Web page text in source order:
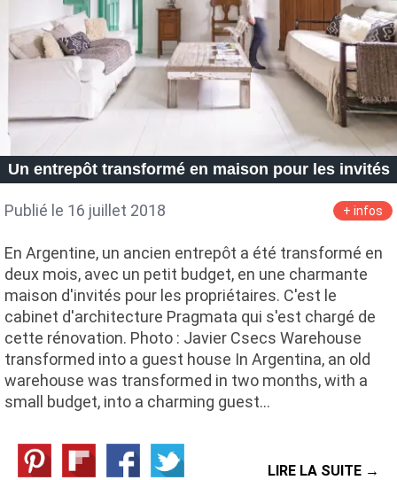
Un entrepôt transformé en maison pour les invités
Publié le 16 juillet 2018 + infos
En Argentine, un ancien entrepôt a été transformé en
deux mois, avec un petit budget, en une charmante
maison d'invités pour les propriétaires. C'est le
cabinet d'architecture Pragmata qui s'est chargé de
cette rénovation. Photo : Javier Csecs Warehouse
transformed into a guest house In Argentina, an old
warehouse was transformed in two months, with a
small budget, into a charming guest…
LIRE LA SUITE →